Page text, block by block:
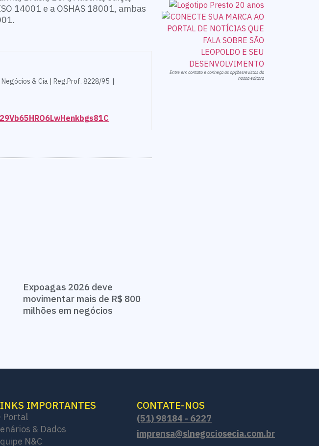
14001 e a OSHAS 18001, ambas
& Cia | Reg.Prof. 8228/95 |
Expoagas 2026 deve
movimentar mais de R$ 800
milhões em negócios
Entre em contato e conheça as opçõesrevistas da
nossa editora
IMPORTANTES
Portal
& Dados
N&C
CONTATE-NOS
(51) 98184 - 6227
imprensa@slnegociosecia.com.br